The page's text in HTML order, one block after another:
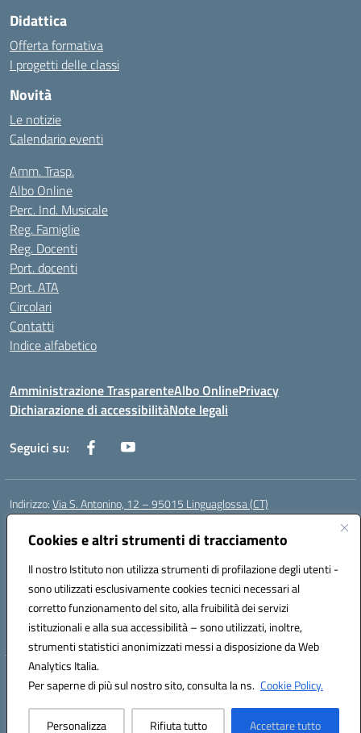
Cookies e altri strumenti di tracciamento
Il nostro Istituto non utilizza strumenti di profilazione degli utenti -
sono utilizzati esclusivamente cookies tecnici necessari al
corretto funzionamento del sito, alla fruibilità dei servizi
istituzionali e alla sua accessibilità – sono utilizzati, inoltre,
strumenti statistici anonimizzati messi a disposizione da Web
Analytics Italia.
Per saperne di più sul nostro sito, consulta la ns. Cookie Policy.
Personalizza Rifiuta tutto Accettare tutto
Didattica
Offerta formativa
I progetti delle classi
Novità
Le notizie
Calendario eventi
Amm. Trasp.
Albo Online
Perc. Ind. Musicale
Reg. Famiglie
Reg. Docenti
Port. docenti
Port. ATA
Circolari
Contatti
Indice alfabetico
Amministrazione TrasparenteAlbo OnlinePrivacy
Dichiarazione di accessibilitàNote legali
Seguici su:
Indirizzo:Via S. Antonino, 12 – 95015 Linguaglossa (CT)
Centralino:095 643051 Email:ctic83200r@istruzione.it
Posta elettronica certificata (PEC):ctic83200r@pec.istruzione.it
Codice fiscale: 83002470876
Codice meccanografico:CTIC83200R
Codice Indice delle Pubbliche Amministrazioni (IPA): istsc_CTIC83200R
Codice unico di fatturazione (CUF): UF7TEB
Hosting & Powered by 3D Solution S.r.l.
Concept & Design by Designers Italia